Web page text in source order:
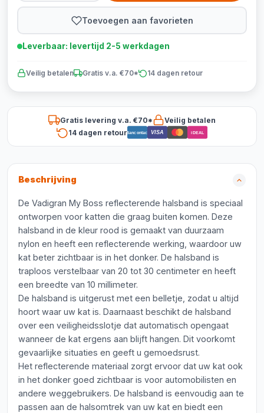
Toevoegen aan favorieten
Leverbaar: levertijd 2-5 werkdagen
Veilig betalen Gratis v.a. €70* 14 dagen retour
Gratis levering v.a. €70*
Veilig betalen
14 dagen retourBancontact VISA iDEAL
Beschrijving
De Vadigran My Boss reflecterende halsband is speciaal
ontworpen voor katten die graag buiten komen. Deze
halsband in de kleur rood is gemaakt van duurzaam
nylon en heeft een reflecterende werking, waardoor uw
kat beter zichtbaar is in het donker. De halsband is
traploos verstelbaar van 20 tot 30 centimeter en heeft
een breedte van 10 millimeter.
De halsband is uitgerust met een belletje, zodat u altijd
hoort waar uw kat is. Daarnaast beschikt de halsband
over een veiligheidsslotje dat automatisch opengaat
wanneer de kat ergens aan blijft hangen. Dit voorkomt
gevaarlijke situaties en geeft u gemoedsrust.
Het reflecterende materiaal zorgt ervoor dat uw kat ook
in het donker goed zichtbaar is voor automobilisten en
andere weggebruikers. De halsband is eenvoudig aan te
passen aan de halsomtrek van uw kat en biedt een